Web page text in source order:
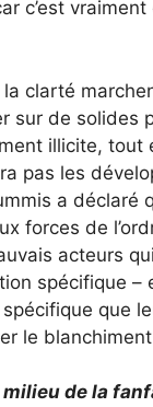
c’est vraiment
clarté
sur de solides
illicite, tout
pas les
a déclaré
forces de
acteurs
spécifique –
spécifique que
le blanchiment
de la